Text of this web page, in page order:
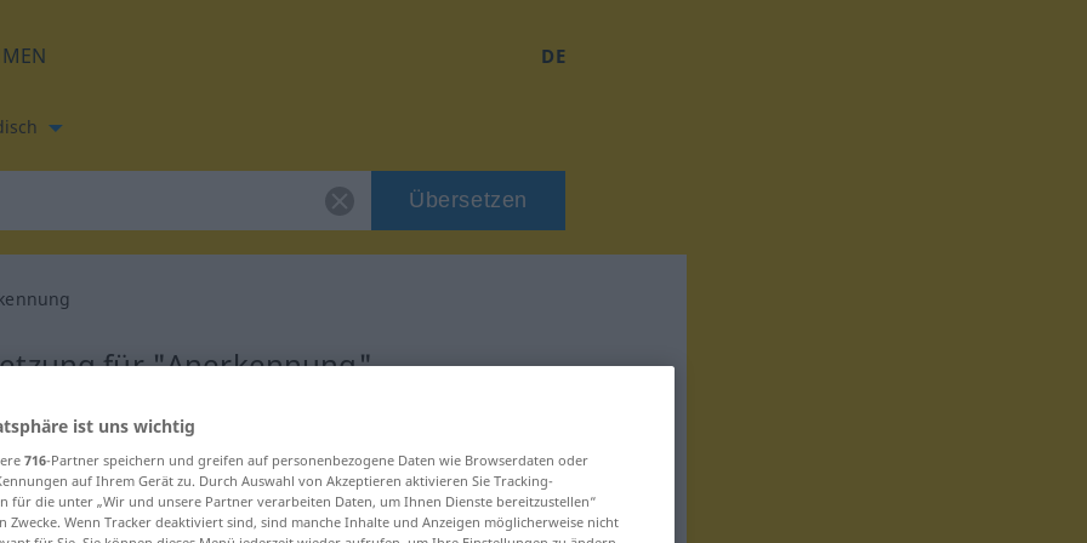
DE
Übersetzen
für "Anerkennung"
weiblich
ist uns wichtig
716-Partner speichern und greifen auf personenbezogene Daten wie Browserdaten oder
auf Ihrem Gerät zu. Durch Auswahl von Akzeptieren aktivieren Sie Tracking-
für die unter „Wir und unsere Partner verarbeiten Daten, um Ihnen Dienste bereitzustellen“
Zwecke. Wenn Tracker deaktiviert sind, sind manche Inhalte und Anzeigen möglicherweise nicht